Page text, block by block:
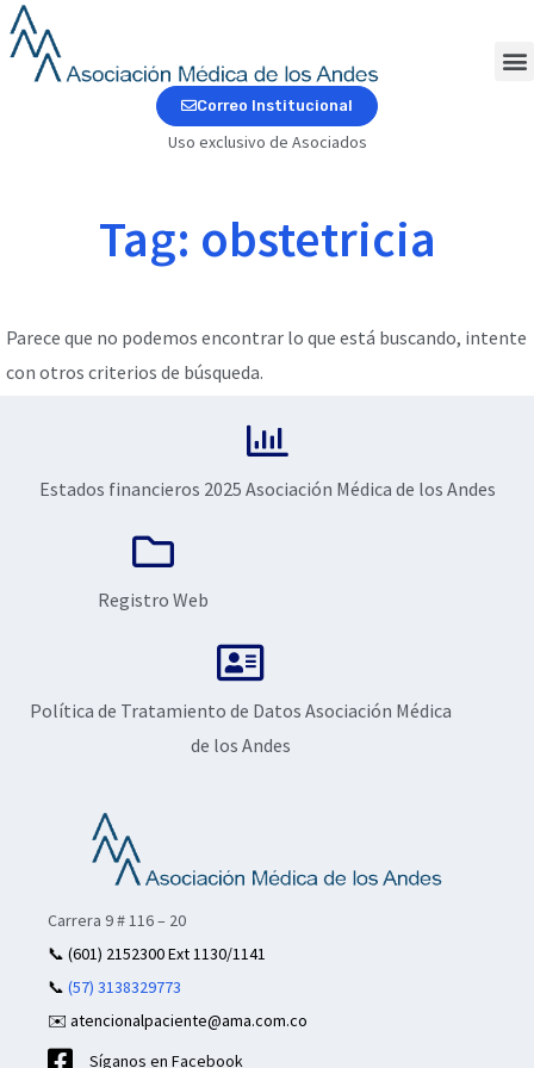
al
contenido
Correo Institucional
Uso exclusivo de Asociados
Tag: obstetricia
Parece que no podemos encontrar lo que está buscando, intente
con otros criterios de búsqueda.
Estados financieros 2025 Asociación Médica de los Andes
Registro Web
Política de Tratamiento de Datos Asociación Médica
de los Andes
Carrera 9 # 116 – 20
📞 (601) 2152300 Ext 1130/1141
📞 (57) 3138329773
✉️ atencionalpaciente@ama.com.co
Síganos en Facebook